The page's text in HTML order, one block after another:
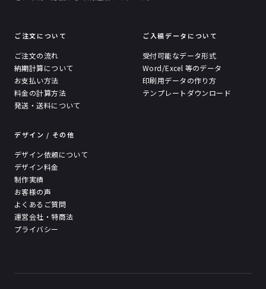
ご注文について
ご注文の流れ
納期計算について
お支払い方法
料金の計算方法
発送・送料について
ご入稿データについて
受付可能なデータ形式
Word/Excel 等のデータ
印刷用データの作り方
テンプレートダウンロード
デザイン / その他
デザイン依頼について
デザイン料金
制作実績
お客様の声
よくあるご質問
運営会社・特商法
プライバシー